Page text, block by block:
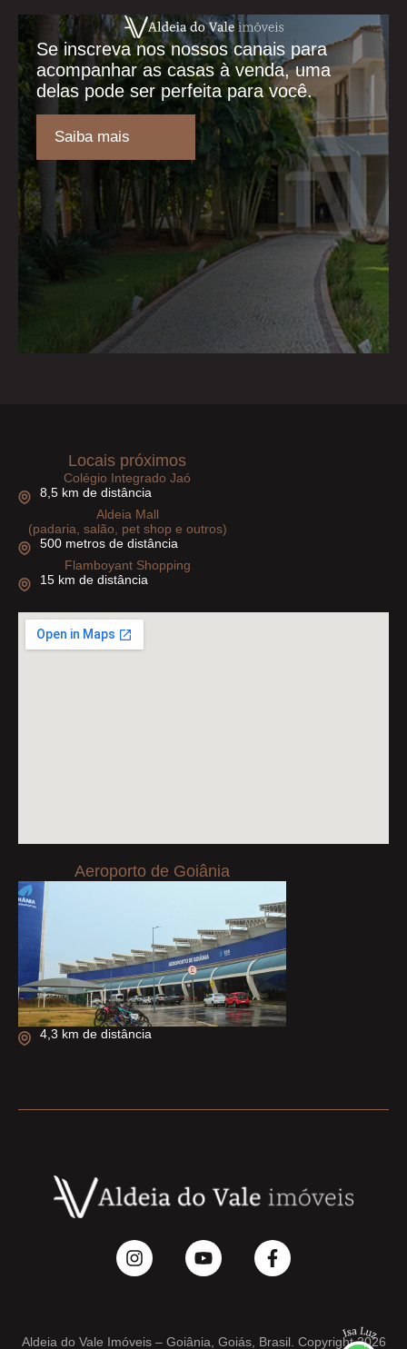
Se inscreva nos nossos canais para
acompanhar as casas à venda, uma
delas pode ser perfeita para você.
Saiba mais
Locais próximos
Colégio Integrado Jaó
8,5 km de distância
Aldeia Mall
(padaria, salão, pet shop e outros)
500 metros de distância
Flamboyant Shopping
15 km de distância
Aeroporto de Goiânia
4,3 km de distância
Aldeia do Vale Imóveis – Goiânia, Goiás, Brasil. Copyright 2026